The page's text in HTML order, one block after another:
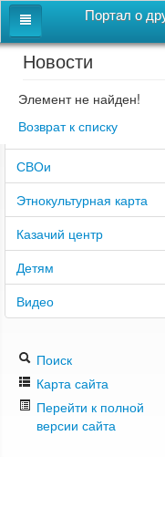
Портал о
Главная
Дом дружбы народов
Новости
СВОи
Этнокультурная карта
Казачий центр
Детям
Видео
Поиск
Карта сайта
Перейти к полной
версии сайта
Новости
Элемент не найден!
Возврат к списку